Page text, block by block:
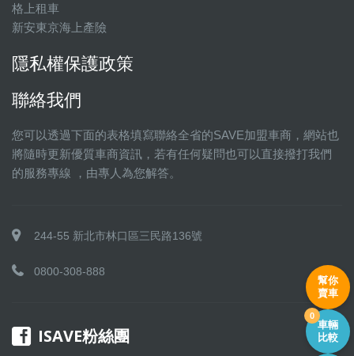
格上租車
新安東京海上產險
隱私權保護政策
聯絡我們
您可以透過下面的表格填寫聯絡全省的SAVE加盟車商，網站也
將隨時更新優質車商資訊，若有任何疑問也可以直接撥打我們
的服務專線 ，由專人為您解答。
244-55 新北市林口區三民路136號
0800-308-888
ISAVE粉絲團
幫你
賣車
車輛
比較
0